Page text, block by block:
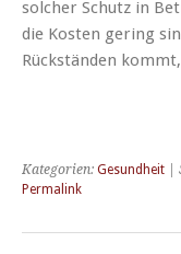
solcher Schutz in
die Kosten gering
Rückständen
Kategorien: Gesundheit |
Permalink